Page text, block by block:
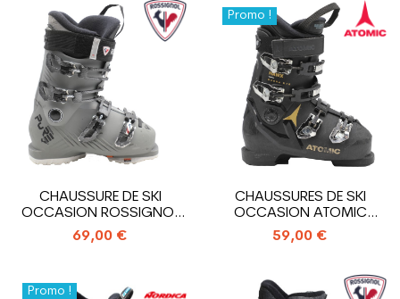
CHAUSSURE DE SKI
OCCASION ROSSIGNOL
PURE
69,00 €
CHAUSSURES DE SKI
OCCASION ATOMIC
HAWX MAGNA R75
59,00 €
Promo !
Promo !